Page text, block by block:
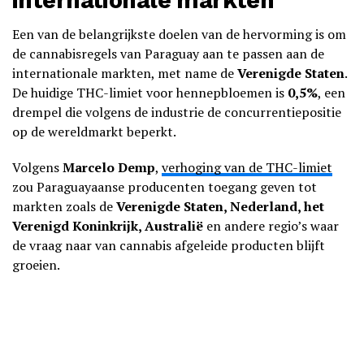
Een van de belangrijkste doelen van de hervorming is om
de cannabisregels van Paraguay aan te passen aan de
internationale markten, met name deVerenigde Staten.
De huidige THC-limiet voor hennepbloemen is 0,5%, een
drempel die volgens de industrie de concurrentiepositie
op de wereldmarkt beperkt.
VolgensMarcelo Demp, verhoging van de THC-limiet
zou Paraguayaanse producenten toegang geven tot
markten zoals deVerenigde Staten, Nederland, het
Verenigd Koninkrijk, Australië en andere regio’s waar
de vraag naar van cannabis afgeleide producten blijft
groeien.